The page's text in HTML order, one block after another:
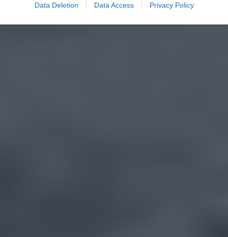
Data Deletion Data Access Privacy Policy